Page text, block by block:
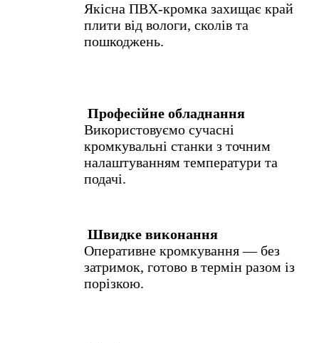
Якісна ПВХ-кромка захищає край
плити від вологи, сколів та
пошкоджень.
Професійне обладнання
Використовуємо сучасні
кромкувальні станки з точним
налаштуванням температури та
подачі.
Швидке виконання
Оперативне кромкування — без
затримок, готово в термін разом із
порізкою.